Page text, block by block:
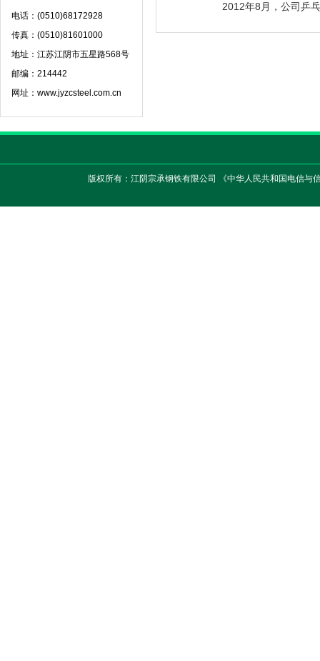
电话：(0510)68172928
传真：(0510)81601000
地址：江苏江阴市五星路568号
邮编：214442
网址：www.jyzcsteel.com.cn
2012年8月，公司乒
版权所有：江阴宗承钢铁有限公司 《中华人民共和国电信与